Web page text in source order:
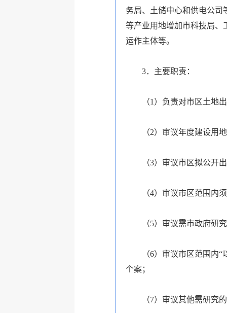
务局、土储中心和供电公司
等产业用地增加市科技局、
运作主体等。
3．主要职责：
（1）负责对市区土地
（2）审议年度建设用
（3）审议市区拟公开
（4）审议市区范围内
（5）审议需市政府研
（6）审议市区范围内
个案；
（7）审议其他需研究